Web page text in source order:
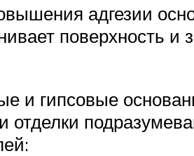
адгезии
поверхность и
и гипсовые